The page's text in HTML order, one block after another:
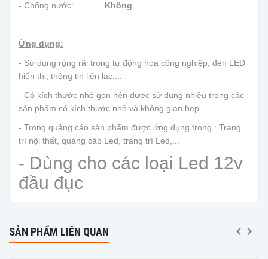
- Chống nước: Không
Ứng dụng:
- Sử dụng rộng rãi trong tự động hóa công nghiệp, đèn LED
hiển thị, thông tin liên lạc,...
- Có kích thước nhỏ gọn nên được sử dụng nhiều trong các
sản phẩm có kích thước nhỏ và không gian hẹp .
- Trong quảng cáo sản phẩm được ứng dụng trong : Trang
trí nội thất, quảng cáo Led, trang trí Led,...
- Dùng cho các loại Led 12v
đầu đục
SẢN PHẨM LIÊN QUAN